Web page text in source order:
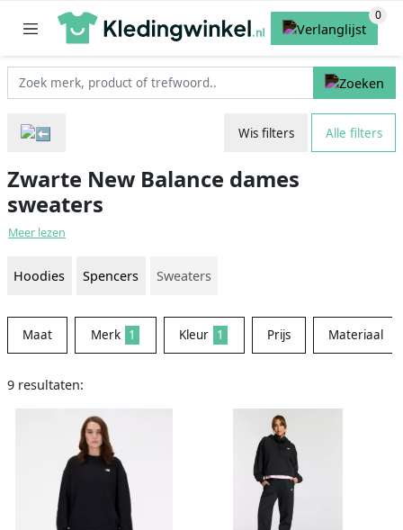
Wis filters Alle filters
Zwarte New Balance dames
sweaters
Meer lezen
Hoodies Spencers Sweaters
Maat Merk 1 Kleur 1 Prijs Materiaal
9 resultaten: